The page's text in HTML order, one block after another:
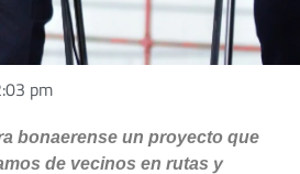
pm
bonaerense un proyecto que
de vecinos en rutas y